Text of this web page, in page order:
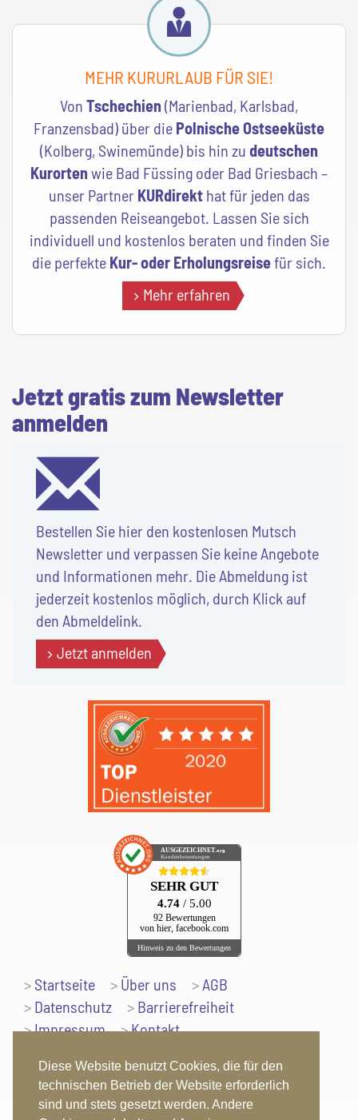
Diese Website benutzt Cookies, die für den
technischen Betrieb der Website erforderlich
sind und stets gesetzt werden. Andere
MEHR KURURLAUB FÜR SIE!
Von Tschechien (Marienbad, Karlsbad,
Franzensbad) über die Polnische Ostseeküste
(Kolberg, Swinemünde) bis hin zu deutschen
Kurorten wie Bad Füssing oder Bad Griesbach –
unser Partner KURdirekthat für jeden das
passenden Reiseangebot. Lassen Sie sich
individuell und kostenlos beraten und finden Sie
die perfekte Kur- oder Erholungsreisefür sich.
Mehr erfahren
Jetzt gratis zum Newsletter
anmelden
Bestellen Sie hier den kostenlosen Mutsch
Newsletter und verpassen Sie keine Angebote
und Informationen mehr. Die Abmeldung ist
jederzeit kostenlos möglich, durch Klick auf
den Abmeldelink.
Jetzt anmelden
AUSGEZEICHNET.org
Kundenbewertungen
SEHR GUT
4.74 / 5.00
92 Bewertungen
von hier, facebook.com
Hinweis zu den Bewertungen
Startseite Über uns
AGB
Datenschutz
Barrierefreiheit
Impressum
Kontakt
Nach oben